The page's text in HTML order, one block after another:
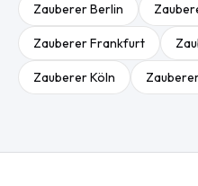
ZaubererBerlin
ZaubererFrankfurt
ZaubererKöln